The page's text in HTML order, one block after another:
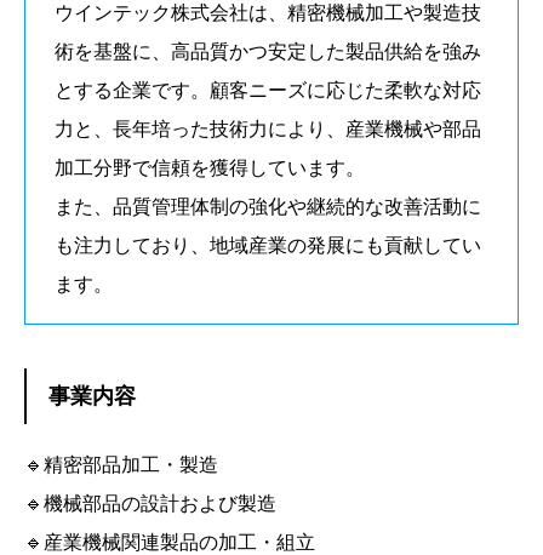
ウインテック株式会社は、精密機械加工や製造技
術を基盤に、高品質かつ安定した製品供給を強み
とする企業です。顧客ニーズに応じた柔軟な対応
力と、長年培った技術力により、産業機械や部品
加工分野で信頼を獲得しています。
また、品質管理体制の強化や継続的な改善活動に
も注力しており、地域産業の発展にも貢献してい
ます。
事業内容
🔹精密部品加工・製造
🔹機械部品の設計および製造
🔹産業機械関連製品の加工・組立